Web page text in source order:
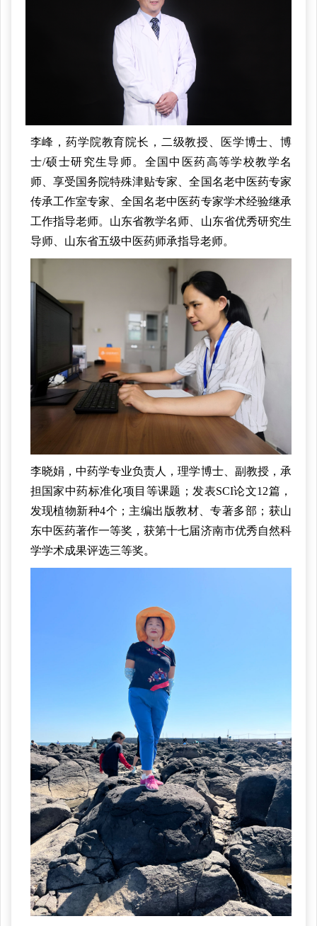
李峰，药学院教育院长，二级教授、医学博士、博
士/硕士研究生导师。全国中医药高等学校教学名
师、享受国务院特殊津贴专家、全国名老中医药专家
传承工作室专家、全国名老中医药专家学术经验继承
工作指导老师。山东省教学名师、山东省优秀研究生
导师、山东省五级中医药师承指导老师。
李晓娟，中药学专业负责人，理学博士、副教授，承
担国家中药标准化项目等课题；发表SCI论文12篇，
发现植物新种4个；主编出版教材、专著多部；获山
东中医药著作一等奖，获第十七届济南市优秀自然科
学学术成果评选三等奖。